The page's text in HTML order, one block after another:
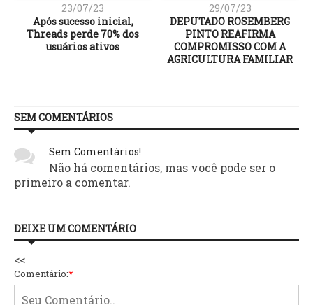
23/07/23
Após sucesso inicial,
Threads perde 70% dos
usuários ativos
29/07/23
DEPUTADO ROSEMBERG
PINTO REAFIRMA
COMPROMISSO COM A
AGRICULTURA FAMILIAR
SEM COMENTÁRIOS
Sem Comentários!
Não há comentários, mas você pode ser o
primeiro a comentar.
DEIXE UM COMENTÁRIO
<<
Comentário:*